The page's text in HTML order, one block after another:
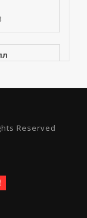
банк
хамтын
Reserved